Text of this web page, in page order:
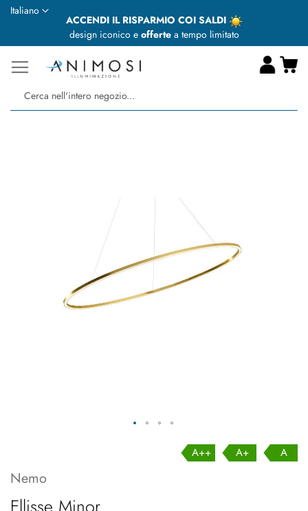
ACCENDI IL RISPARMIO COI SALDI
design iconico e offertea tempo limitato
Lingua
Italiano
A++ A+ A
Nemo